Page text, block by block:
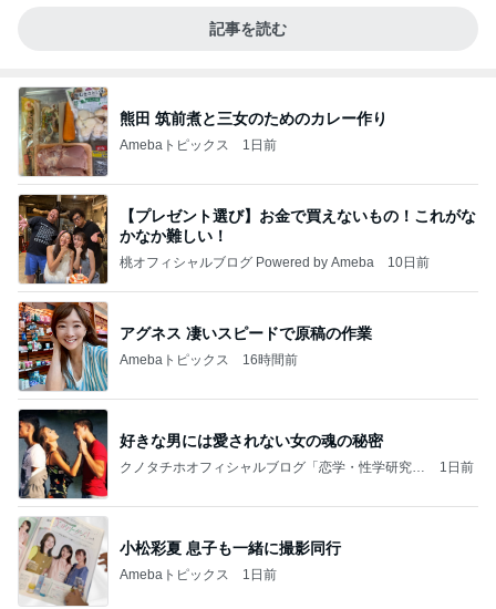
記事を読む
熊田 筑前煮と三女のためのカレー作り
Amebaトピックス 1日前
【プレゼント選び】お金で買えないもの！これがな
かなか難しい！
桃オフィシャルブログ Powered by Ameba 10日前
アグネス 凄いスピードで原稿の作業
Amebaトピックス 16時間前
好きな男には愛されない女の魂の秘密
クノタチホオフィシャルブログ「恋学・性学研究
1日前
小松彩夏 息子も一緒に撮影同行
Amebaトピックス 1日前